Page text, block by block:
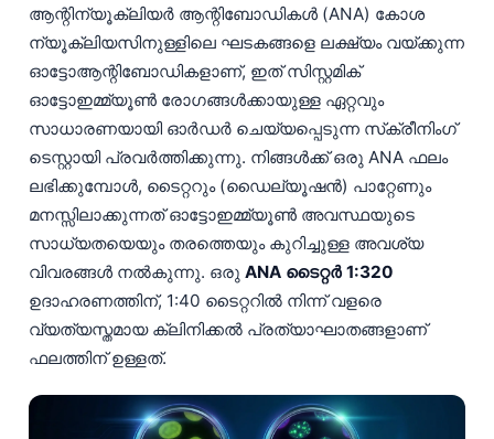
ആന്റിന്യൂക്ലിയർ ആന്റിബോഡികൾ (ANA) കോശ
ന്യൂക്ലിയസിനുള്ളിലെ ഘടകങ്ങളെ ലക്ഷ്യം വയ്ക്കുന്ന
ഓട്ടോആന്റിബോഡികളാണ്, ഇത് സിസ്റ്റമിക്
ഓട്ടോഇമ്മ്യൂൺ രോഗങ്ങൾക്കായുള്ള ഏറ്റവും
സാധാരണയായി ഓർഡർ ചെയ്യപ്പെടുന്ന സ്‌ക്രീനിംഗ്
ടെസ്റ്റായി പ്രവർത്തിക്കുന്നു. നിങ്ങൾക്ക് ഒരു ANA ഫലം
ലഭിക്കുമ്പോൾ, ടൈറ്ററും (ഡൈല്യൂഷൻ) പാറ്റേണും
മനസ്സിലാക്കുന്നത് ഓട്ടോഇമ്മ്യൂൺ അവസ്ഥയുടെ
സാധ്യതയെയും തരത്തെയും കുറിച്ചുള്ള അവശ്യ
വിവരങ്ങൾ നൽകുന്നു. ഒരു ANA ടൈറ്റർ 1:320
ഉദാഹരണത്തിന്, 1:40 ടൈറ്ററിൽ നിന്ന് വളരെ
വ്യത്യസ്തമായ ക്ലിനിക്കൽ പ്രത്യാഘാതങ്ങളാണ്
ഫലത്തിന് ഉള്ളത്.